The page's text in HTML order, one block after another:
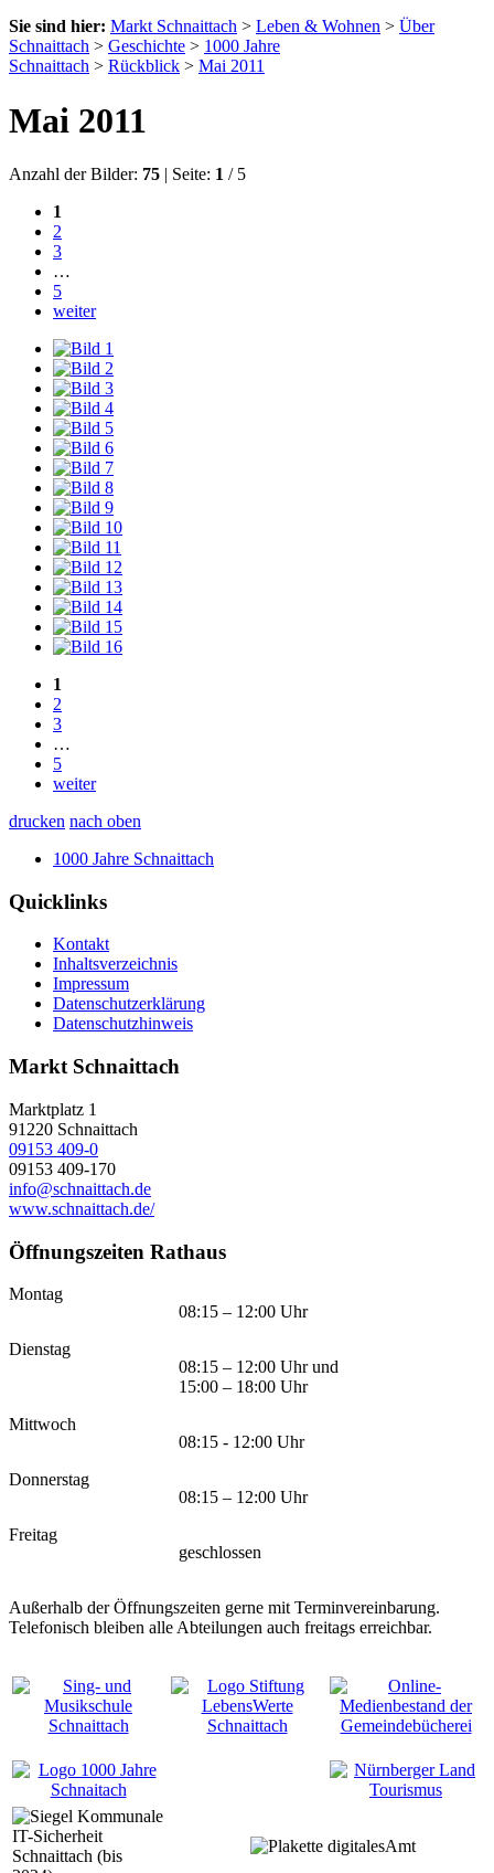
Sie sind hier: Markt Schnaittach > Leben & Wohnen > Über
Schnaittach > Geschichte > 1000 Jahre
Schnaittach > Rückblick > Mai 2011
Mai 2011
Anzahl der Bilder: 75 | Seite: 1 / 5
1
2
3
…
5
weiter
1
2
3
…
5
weiter
drucken nach oben
1000 Jahre Schnaittach
Quicklinks
Kontakt
Inhaltsverzeichnis
Impressum
Datenschutzerklärung
Datenschutzhinweis
Markt Schnaittach
Marktplatz 1
91220 Schnaittach
09153 409-0
09153 409-170
info@schnaittach.de
www.schnaittach.de/
Öffnungszeiten Rathaus
Montag
08:15 – 12:00 Uhr
Dienstag
08:15 – 12:00 Uhr und
15:00 – 18:00 Uhr
Mittwoch
08:15 - 12:00 Uhr
Donnerstag
08:15 – 12:00 Uhr
Freitag
geschlossen
Außerhalb der Öffnungszeiten gerne mit Terminvereinbarung.
Telefonisch bleiben alle Abteilungen auch freitags erreichbar.